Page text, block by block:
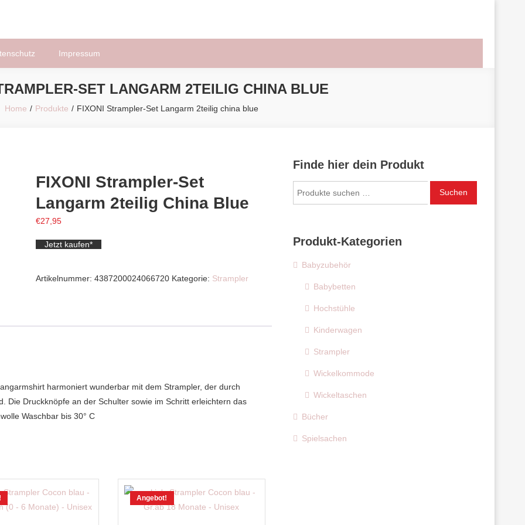
Impressum
SET LANGARM 2TEILIG CHINA BLUE
Home Produkte FIXONI Strampler-Set Langarm 2teilig china blue
FIXONI Strampler-Set
Langarm 2teilig China Blue
€27,95
Jetzt kaufen*
Artikelnummer: 4387200024066720 Kategorie: Strampler
harmoniert wunderbar mit dem Strampler, der durch
Die Druckknöpfe an der Schulter sowie im Schritt erleichtern das
Waschbar bis 30° C
Angebot!
Finde hier dein Produkt
nach:
Suchen
Produkt-Kategorien
Babyzubehör
Babybetten
Hochstühle
Kinderwagen
Strampler
Wickelkommode
Wickeltaschen
Bücher
Spielsachen